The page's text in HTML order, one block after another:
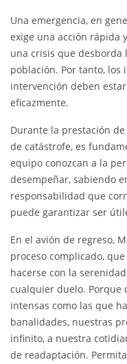
Una emergencia, en
exige una acción rápida
una crisis que desborda
población. Por tanto, los
intervención deben
eficazmente.
Durante la prestación
de catástrofe, es
equipo conozcan a la
desempeñar, sabiendo
responsabilidad que
puede garantizar ser
En el avión de regreso,
proceso complicado,
hacerse con la
cualquier duelo. Porque
intensas como las que
banalidades, nuestras
infinito, a nuestra
de readaptación.